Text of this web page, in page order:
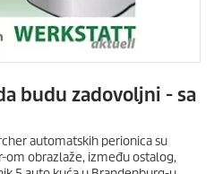
budu zadovoljni - sa
automatskih perionica su
om obrazlaže, između ostalog,